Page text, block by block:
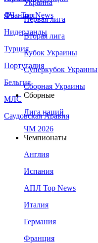
Франция
Нидерланды
Турция
Португалия
Бельгия
МЛС
Саудовская Аравия
ЛЧ - Top News
Украина
Первая лига
Вторая лига
Кубок Украины
Суперкубок Украины
Сборная Украины
Сборные
Лига наций
ЧМ 2026
Чемпионаты
Англия
Испания
АПЛ Top News
Италия
Германия
Франция